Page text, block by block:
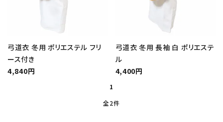
お支払方法
プライバシーポリシー
特定商取引法について
弓道衣 冬用 ポリエステル フリ
ース付き
4,840円
弓道衣 冬用 長袖 白 ポリエステ
ル
4,400円
1
全2件